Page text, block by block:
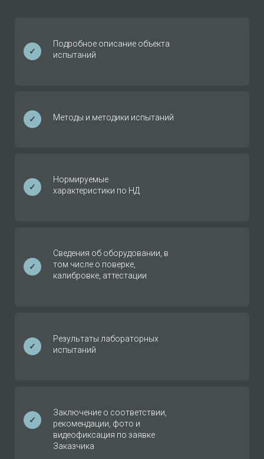
✓
✓
✓
✓
✓
✓
Результаты лабораторных
испытаний
Заключение о соответствии,
рекомендации, фото и
видеофиксация по заявке
Заказчика
Методы и методики испытаний
Нормируемые
характеристики по НД
Подробное описание объекта
испытаний
Сведения об оборудовании, в
том числе о поверке,
калибровке, аттестации